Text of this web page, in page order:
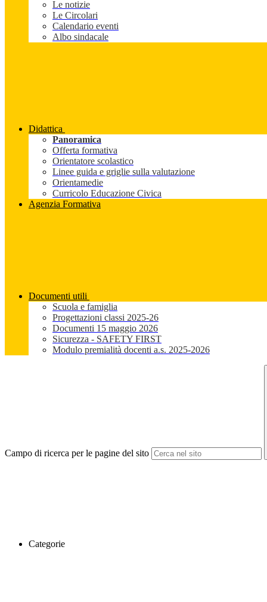
Le notizie
Le Circolari
Calendario eventi
Albo sindacale
Didattica
Panoramica
Offerta formativa
Orientatore scolastico
Linee guida e griglie sulla valutazione
Orientamedie
Curricolo Educazione Civica
Agenzia Formativa
Documenti utili
Scuola e famiglia
Progettazioni classi 2025-26
Documenti 15 maggio 2026
Sicurezza - SAFETY FIRST
Modulo premialità docenti a.s. 2025-2026
Campo di ricerca per le pagine del sito
Categorie